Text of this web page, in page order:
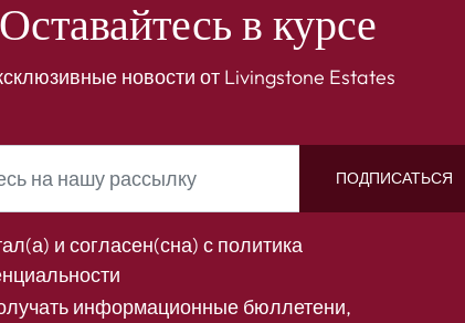
Оставайтесь в курсе
новости от Livingstone Estates
ПОДПИСАТЬСЯ
и согласен(сна) с политика
информационные бюллетени,